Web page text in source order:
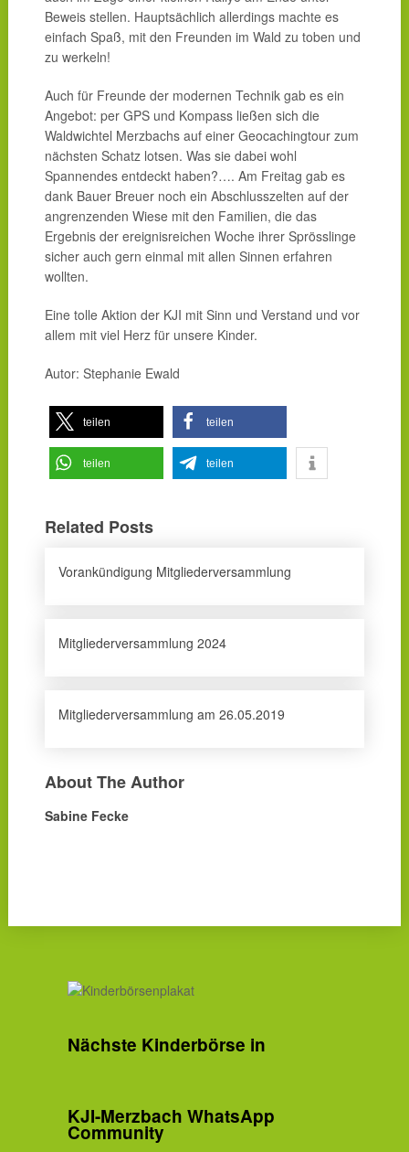
Beweis stellen. Hauptsächlich allerdings machte es
einfach Spaß, mit den Freunden im Wald zu toben und
zu werkeln!
Auch für Freunde der modernen Technik gab es ein
Angebot: per GPS und Kompass ließen sich die
Waldwichtel Merzbachs auf einer Geocachingtour zum
nächsten Schatz lotsen. Was sie dabei wohl
Spannendes entdeckt haben?…. Am Freitag gab es
dank Bauer Breuer noch ein Abschlusszelten auf der
angrenzenden Wiese mit den Familien, die das
Ergebnis der ereignisreichen Woche ihrer Sprösslinge
sicher auch gern einmal mit allen Sinnen erfahren
wollten.
Eine tolle Aktion der KJI mit Sinn und Verstand und vor
allem mit viel Herz für unsere Kinder.
Autor: Stephanie Ewald
teilen teilen
teilen teilen
Related Posts
Vorankündigung Mitgliederversammlung
Mitgliederversammlung 2024
Mitgliederversammlung am 26.05.2019
About The Author
Sabine Fecke
Nächste Kinderbörse in
KJI-Merzbach WhatsApp
Community